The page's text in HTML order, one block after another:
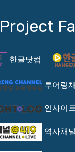
한글닷컴
투어링
인사이
역사채